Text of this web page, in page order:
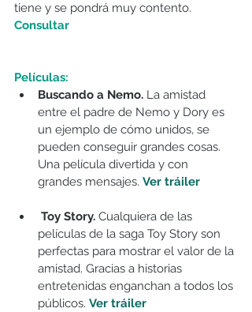
tiene y se pondrá muy contento.
Consultar
Películas:
Buscando a Nemo. La amistad
entre el padre de Nemo y Dory es
un ejemplo de cómo unidos, se
pueden conseguir grandes cosas.
Una película divertida y con
grandes mensajes. Ver tráiler
Toy Story. Cualquiera de las
películas de la saga Toy Story son
perfectas para mostrar el valor de la
amistad. Gracias a historias
entretenidas enganchan a todos los
públicos. Ver tráiler